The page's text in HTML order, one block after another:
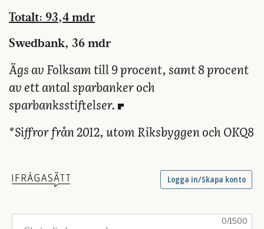
Totalt: 93,4 mdr
Swedbank, 36 mdr
Ägs av Folksam till 9 procent, samt 8 procent
av ett antal sparbanker och
sparbanksstiftelser.
*Siffror från 2012, utom Riksbyggen och OKQ8